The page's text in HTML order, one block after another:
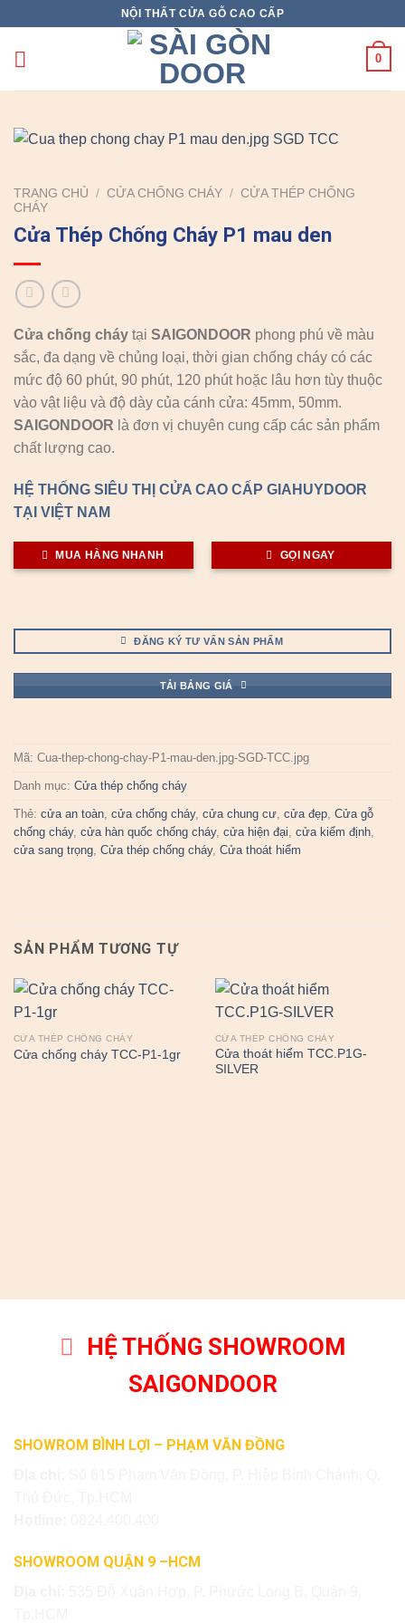
content
NỘI THẤT CỬA GỖ CAO CẤP
0
TRANG CHỦ / CỬA CHỐNG CHÁY / CỬA THÉP CHỐNG
CHÁY
Cửa Thép Chống Cháy P1 mau den
Cửa chống cháy tại SAIGONDOOR phong phú về màu
sắc, đa dạng về chủng loại, thời gian chống cháy có các
mức độ 60 phút, 90 phút, 120 phút hoặc lâu hơn tùy thuộc
vào vật liệu và độ dày của cánh cửa: 45mm, 50mm.
SAIGONDOOR là đơn vị chuyên cung cấp các sản phẩm
chất lượng cao.
HỆ THỐNG SIÊU THỊ CỬA CAO CẤP GIAHUYDOOR
TẠI VIỆT NAM
MUA HÀNG NHANH GỌI NGAY
ĐĂNG KÝ TƯ VẤN SẢN PHẨM
TẢI BẢNG GIÁ
Mã: Cua-thep-chong-chay-P1-mau-den.jpg-SGD-TCC.jpg
Danh mục: Cửa thép chống cháy
Thẻ: cửa an toàn, cửa chống cháy, cửa chung cư, cửa đẹp, Cửa gỗ
chống cháy, cửa hàn quốc chống cháy, cửa hiện đại, cửa kiểm định,
cửa sang trọng, Cửa thép chống cháy, Cửa thoát hiểm
SẢN PHẨM TƯƠNG TỰ
CỬA THÉP CHỐNG CHÁY
Cửa chống cháy TCC-P1-1gr
CỬA THÉP CHỐNG CHÁY
Cửa thoát hiểm TCC.P1G-
SILVER
HỆ THỐNG SHOWROOM
SAIGONDOOR
SHOWROM BÌNH LỢI – PHẠM VĂN ĐỒNG
SHOWROOM QUẬN 9 –HCM